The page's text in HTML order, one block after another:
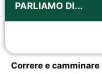
PARLIAMO DI...
Correre e camminare